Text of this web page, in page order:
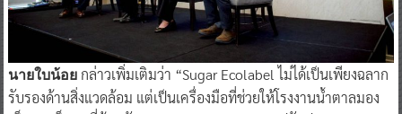
นายใบน้อยกล่าวเพิ่มเติมว่า “Sugar Ecolabel ไม่ได้เป็นเพียงฉลาก
รับรองด้านสิ่งแวดล้อม แต่เป็นเครื่องมือที่ช่วยให้โรงงานน้ำตาลมอง